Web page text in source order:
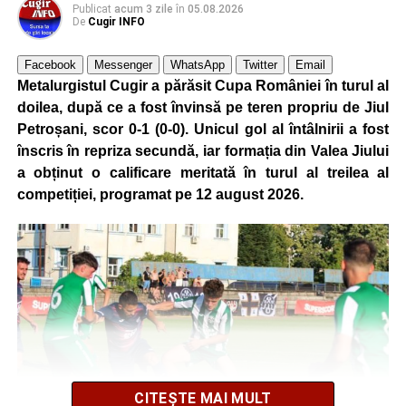
FOTO: Sorin GIURCĂ
Adaugă cugirinfo.ro ca sursă
preferată pe Google
Ultimele știri din Cugir
„Roș-albaștrii”, o nouă victorie în meciurile de
pregătire: Metalurgistul Cugir – FC Inter Sibiu 1-0
(0-0)
Cum și-a construit un informatician din Cugir propria
Berlin
Publicat acum 3 zile în 05.08.2026
De Cugir INFO
Facebook Messenger WhatsApp Twitter Email
Metalurgistul Cugir a părăsit Cupa României în turul al
doilea, după ce a fost învinsă pe teren propriu de Jiul
Petroșani, scor 0-1 (0-0). Unicul gol al întâlnirii a fost
înscris în repriza secundă, iar formația din Valea Jiului
a obținut o calificare meritată în turul al treilea al
competiției, programat pe 12 august 2026.
CITEȘTE MAI MULT